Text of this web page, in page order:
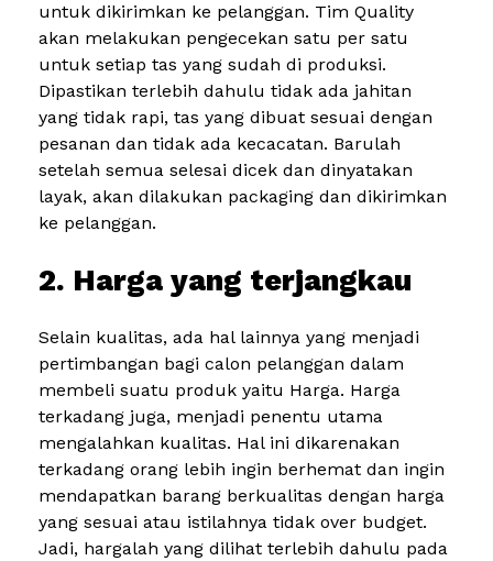
untuk dikirimkan ke pelanggan. Tim Quality
akan melakukan pengecekan satu per satu
untuk setiap tas yang sudah di produksi.
Dipastikan terlebih dahulu tidak ada jahitan
yang tidak rapi, tas yang dibuat sesuai dengan
pesanan dan tidak ada kecacatan. Barulah
setelah semua selesai dicek dan dinyatakan
layak, akan dilakukan packaging dan dikirimkan
ke pelanggan.
2. Harga yang terjangkau
Selain kualitas, ada hal lainnya yang menjadi
pertimbangan bagi calon pelanggan dalam
membeli suatu produk yaitu Harga. Harga
terkadang juga, menjadi penentu utama
mengalahkan kualitas. Hal ini dikarenakan
terkadang orang lebih ingin berhemat dan ingin
mendapatkan barang berkualitas dengan harga
yang sesuai atau istilahnya tidak over budget.
Jadi, hargalah yang dilihat terlebih dahulu pada